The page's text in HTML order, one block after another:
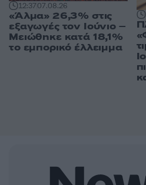
12:3707.08.26
«Άλμα» 26,3% στις
εξαγωγές τον Ιούνιο –
Μειώθηκε κατά 18,1%
το εμπορικό έλλειμμα